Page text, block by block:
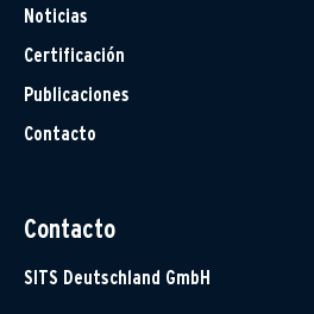
Noticias
Certificación
Publicaciones
Contacto
Contacto
SITS Deutschland GmbH